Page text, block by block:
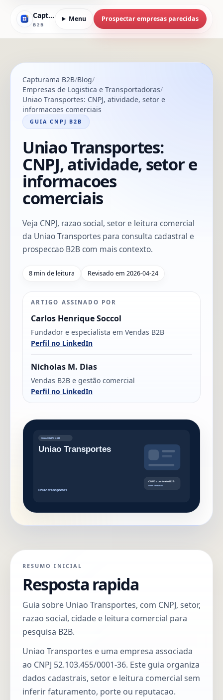
Capturama
B2B
Menu Prospectar empresas parecidas
Capturama B2B Blog
Empresas de Logistica e Transportadoras
Uniao Transportes: CNPJ, atividade, setor e
informacoes comerciais
GUIA CNPJ B2B
Uniao Transportes:
CNPJ, atividade, setor e
informacoes
comerciais
Veja CNPJ, razao social, setor e leitura comercial
da Uniao Transportes para consulta cadastral e
prospeccao B2B com mais contexto.
8 min de leitura Revisado em 2026-04-24
ARTIGO ASSINADO POR
Carlos Henrique Soccol
Fundador e especialista em Vendas B2B
Perfil no LinkedIn
Nicholas M. Dias
Vendas B2B e gestão comercial
Perfil no LinkedIn
RESUMO INICIAL
Resposta rapida
Guia sobre Uniao Transportes, com CNPJ, setor,
razao social, cidade e leitura comercial para
pesquisa B2B.
Uniao Transportes e uma empresa associada
ao CNPJ 52.103.455/0001-36. Este guia organiza
dados cadastrais, setor e leitura comercial sem
inferir faturamento, porte ou reputacao.